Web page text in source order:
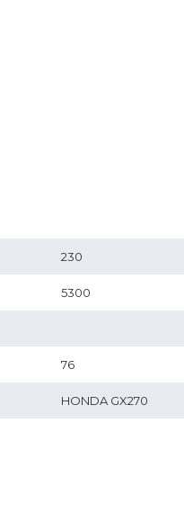
230
5300
76
HONDA GX270